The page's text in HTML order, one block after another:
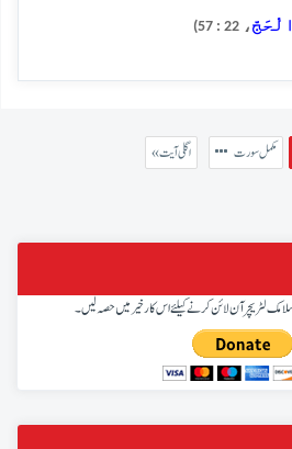
الْحَجّ ، 22 : 57)
مکمل سورت « اگلی آیت
لٹریچر آن لائن کرنے کیلئے اس کار خیر میں حصہ لیں۔